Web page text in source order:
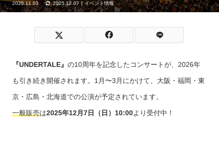
2025.11.03 2025.12.07 イベント情報
『UNDERTALE』 の10周年を記念したコンサートが、2026年
も引き続き開催されます。1月〜3月にかけて、大阪・福岡・東
京・広島・北海道での公演が予定されています。
一般販売は2025年12月7日（日）10:00より受付中！